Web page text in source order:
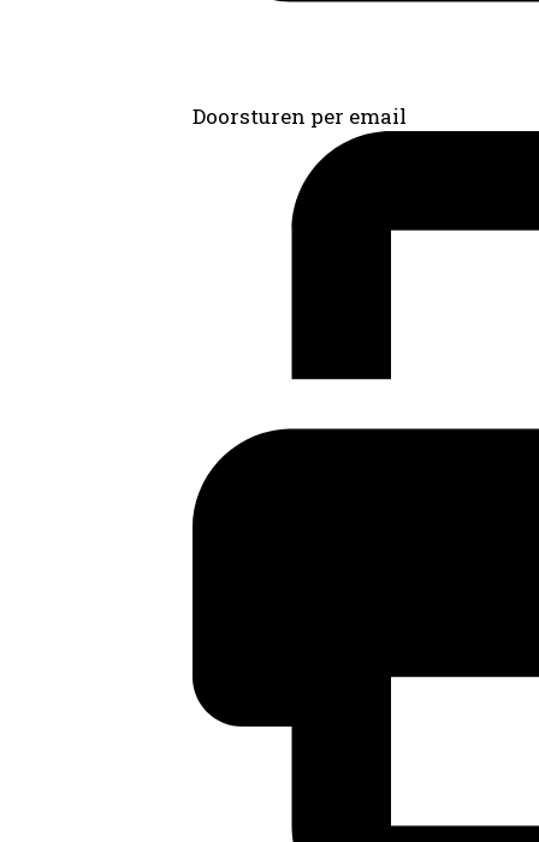
Doorsturen per email